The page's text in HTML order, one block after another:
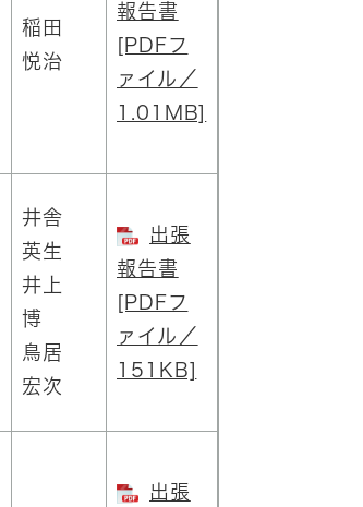
稲田
悦治
報告書
[PDFフ
ァイル／
1.01MB]
井舎
英生
井上
博
鳥居
宏次
出張
報告書
[PDFフ
ァイル／
151KB]
出張